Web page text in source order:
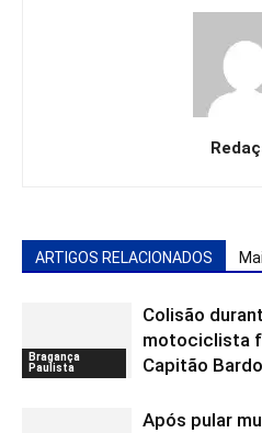
ARTIGOS RELACIONADOS
Bragança
Paulista
Colisão
motociclista
Capitão
Após pular